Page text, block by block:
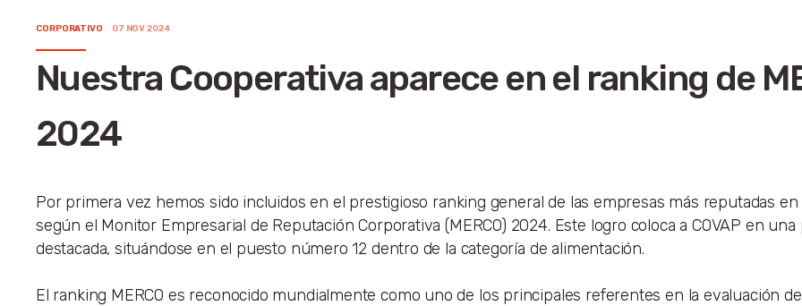
CORPORATIVO 07 NOV 2024
Nuestra Cooperativa aparece en el ranking de
2024
Por primera vez hemos sido incluidos en el prestigioso ranking general de las empresas más reputadas en
según el Monitor Empresarial de Reputación Corporativa (MERCO) 2024. Este logro coloca a COVAP en una
destacada, situándose en el puesto número 12 dentro de la categoría de alimentación.
El ranking MERCO es reconocido mundialmente como uno de los principales referentes en la evaluación